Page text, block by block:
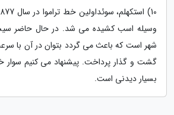
وسیله اسب کشیده می شد. در حال حاضر
شهر است که باعث می گردد بتوان در آن با
بسیار دیدنی است.